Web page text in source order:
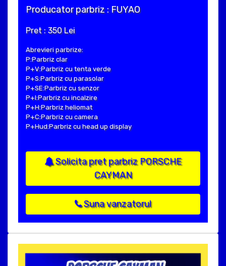
Producator parbriz : FUYAO
Pret : 350 Lei
Abrevieri parbrize:
P:Parbriz clar
P+V:Parbriz cu tenta verde
P+S:Parbriz cu parasolar
P+SE:Parbriz cu senzor
P+I:Parbriz cu incalzire
P+H:Parbriz heliomat
P+C:Parbriz cu camera
P+Hud:Parbriz cu head up display
Solicita pret parbriz PORSCHE
CAYMAN
Suna vanzatorul